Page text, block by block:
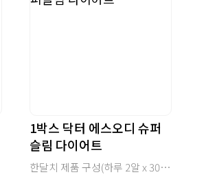
1박스 닥터 에스오디 슈퍼
슬림 다이어트
한달치 제품 구성(하루 2알 x 30일 = 60정)